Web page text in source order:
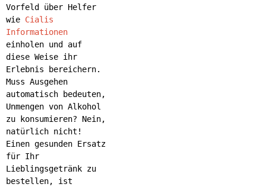
Vorfeld über Helfer
wie Cialis
Informationen
einholen und auf
diese Weise ihr
Erlebnis bereichern.
Muss Ausgehen
automatisch bedeuten,
Unmengen von Alkohol
zu konsumieren? Nein,
natürlich nicht!
Einen gesunden Ersatz
für Ihr
Lieblingsgetränk zu
bestellen, ist